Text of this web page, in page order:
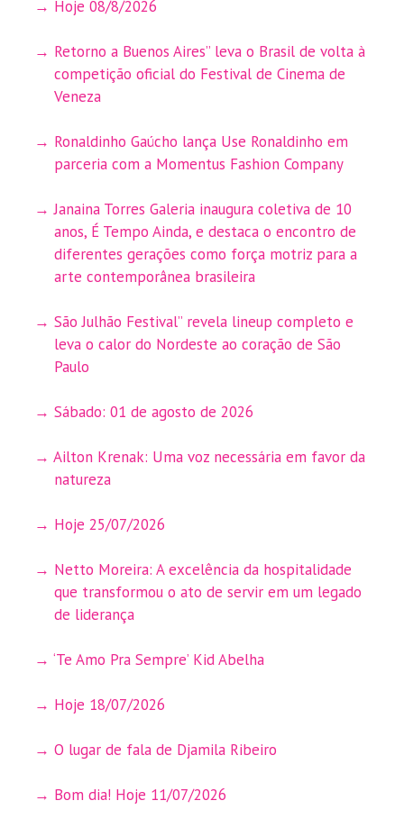
Hoje 08/8/2026
Retorno a Buenos Aires” leva o Brasil de volta à
competição oficial do Festival de Cinema de
Veneza
Ronaldinho Gaúcho lança Use Ronaldinho em
parceria com a Momentus Fashion Company
Janaina Torres Galeria inaugura coletiva de 10
anos, É Tempo Ainda, e destaca o encontro de
diferentes gerações como força motriz para a
arte contemporânea brasileira
São Julhão Festival” revela lineup completo e
leva o calor do Nordeste ao coração de São
Paulo
Sábado: 01 de agosto de 2026
Ailton Krenak: Uma voz necessária em favor da
natureza
Hoje 25/07/2026
Netto Moreira: A excelência da hospitalidade
que transformou o ato de servir em um legado
de liderança
‘Te Amo Pra Sempre’ Kid Abelha
Hoje 18/07/2026
O lugar de fala de Djamila Ribeiro
Bom dia! Hoje 11/07/2026